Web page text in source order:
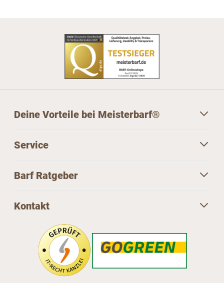
Deine Vorteile bei Meisterbarf®
Service
Barf Ratgeber
Kontakt